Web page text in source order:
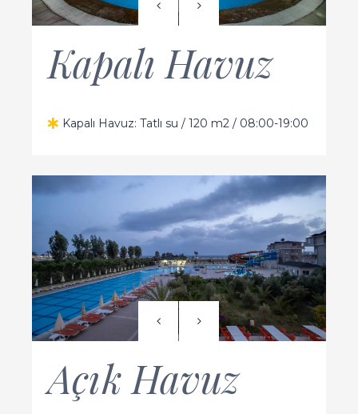
Kapalı Havuz
Kapalı Havuz: Tatlı su / 120 m2 / 08:00-19:00
Açık Havuz